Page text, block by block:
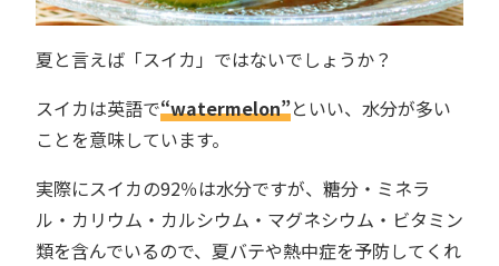
夏と言えば「スイカ」ではないでしょうか？
スイカは英語で“watermelon”といい、水分が多い
ことを意味しています。
実際にスイカの92％は水分ですが、糖分・ミネラ
ル・カリウム・カルシウム・マグネシウム・ビタミン
類を含んでいるので、夏バテや熱中症を予防してくれ